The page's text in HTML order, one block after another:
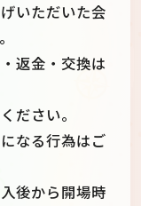
いただいた会
返金・交換は
ださい。
なる行為はご
後から開場時